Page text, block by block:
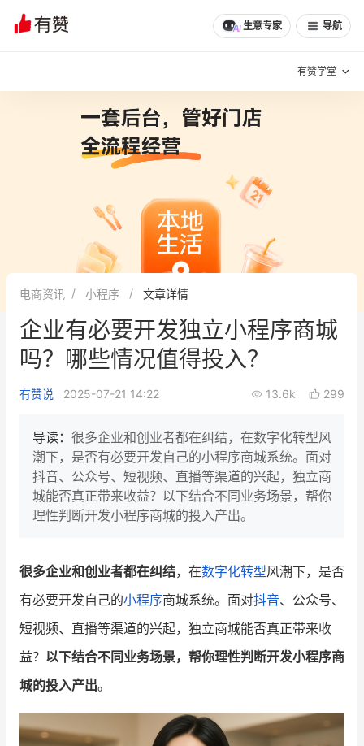
生意专家 导航
有赞学堂
增长方法
有赞专家说
新零售最佳实践
面对面聊增长
新零售大会 新零售茶会
增长产品指南
智库 产品场景库
行业洞察
品牌消费观 行业报告
培训课程
新零售内参
文章 问诊 分享
电商资讯 小程序 文章详情
企业有必要开发独立小程序商城
吗？哪些情况值得投入？
有赞说 2025-07-21 14:22 13.6k 299
导读： 很多企业和创业者都在纠结，在数字化转型风
潮下，是否有必要开发自己的小程序商城系统。面对
抖音、公众号、短视频、直播等渠道的兴起，独立商
城能否真正带来收益？以下结合不同业务场景，帮你
理性判断开发小程序商城的投入产出。
很多企业和创业者都在纠结，在数字化转型风潮下，是否
有必要开发自己的小程序商城系统。面对抖音、公众号、
短视频、直播等渠道的兴起，独立商城能否真正带来收
益？ 以下结合不同业务场景，帮你理性判断开发小程序商
城的投入产出。